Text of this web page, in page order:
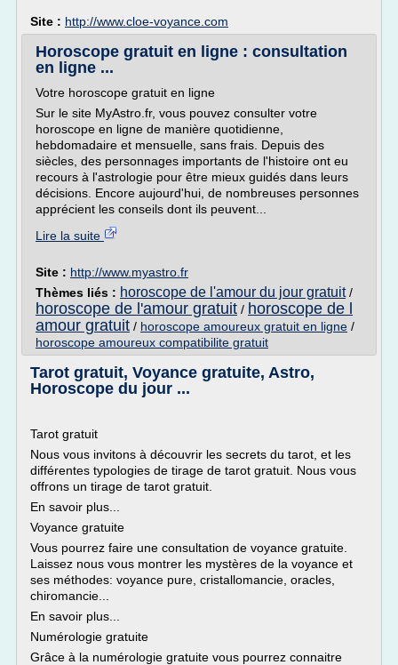
Site : http://www.cloe-voyance.com
Horoscope gratuit en ligne : consultation
en ligne ...
Votre horoscope gratuit en ligne
Sur le site MyAstro.fr, vous pouvez consulter votre
horoscope en ligne de manière quotidienne,
hebdomadaire et mensuelle, sans frais. Depuis des
siècles, des personnages importants de l'histoire ont eu
recours à l'astrologie pour être mieux guidés dans leurs
décisions. Encore aujourd'hui, de nombreuses personnes
apprécient les conseils dont ils peuvent...
Lire la suite
Site : http://www.myastro.fr
Thèmes liés : horoscope de l'amour du jour gratuit/
horoscope de l'amour gratuit / horoscope de l
amour gratuit / horoscope amoureux gratuit en ligne /
horoscope amoureux compatibilite gratuit
Tarot gratuit, Voyance gratuite, Astro,
Horoscope du jour ...
Tarot gratuit
Nous vous invitons à découvrir les secrets du tarot, et les
différentes typologies de tirage de tarot gratuit. Nous vous
offrons un tirage de tarot gratuit.
En savoir plus...
Voyance gratuite
Vous pourrez faire une consultation de voyance gratuite.
Laissez nous vous montrer les mystères de la voyance et
ses méthodes: voyance pure, cristallomancie, oracles,
chiromancie...
En savoir plus...
Numérologie gratuite
Grâce à la numérologie gratuite vous pourrez connaitre